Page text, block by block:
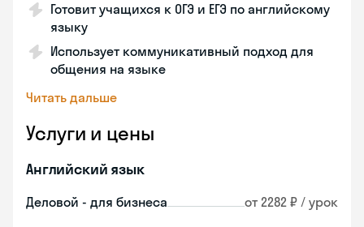
Готовит учащихся к ОГЭ и ЕГЭ по английскому
языку
Использует коммуникативный подход для
общения на языке
Читать дальше
Услуги и цены
Английский язык
Деловой - для бизнеса от 2282 ₽ / урок